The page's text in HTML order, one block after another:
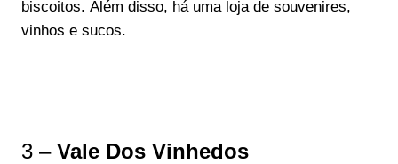
biscoitos. Além disso, há uma loja de souvenires,
vinhos e sucos.
3 – Vale Dos Vinhedos